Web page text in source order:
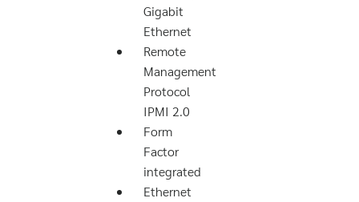
Gigabit
Ethernet
Remote
Management
Protocol
IPMI 2.0
Form
Factor
integrated
Ethernet